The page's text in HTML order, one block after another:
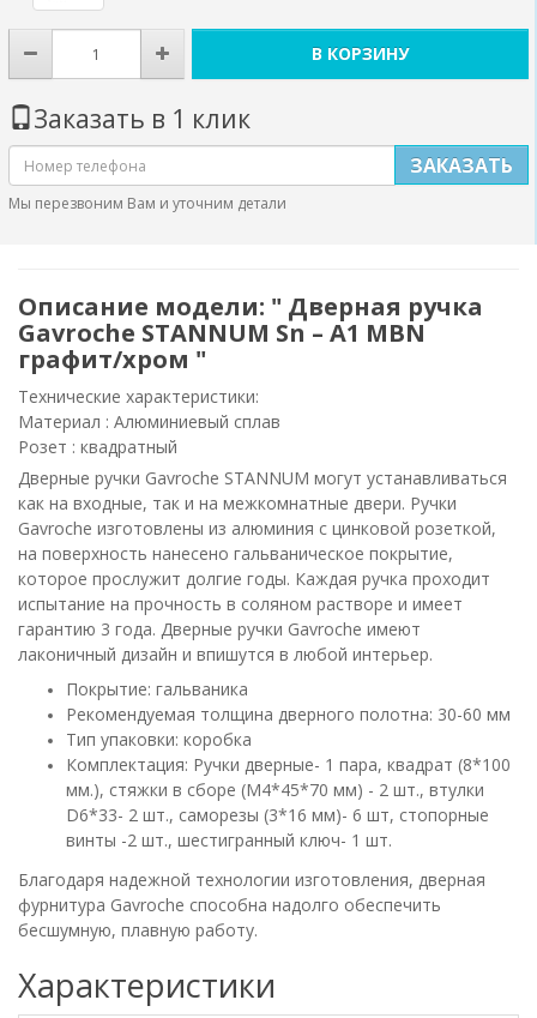
В КОРЗИНУ
Заказать в 1 клик
ЗАКАЗАТЬ
Мы перезвоним Вам и уточним детали
Описание модели: " Дверная ручка
Gavroche STANNUM Sn – A1 MBN
графит/хром "
Технические характеристики:
Материал : Алюминиевый сплав
Розет : квадратный
Дверные ручки Gavroche STANNUM могут устанавливаться
как на входные, так и на межкомнатные двери. Ручки
Gavroche изготовлены из алюминия с цинковой розеткой,
на поверхность нанесено гальваническое покрытие,
которое прослужит долгие годы. Каждая ручка проходит
испытание на прочность в соляном растворе и имеет
гарантию 3 года. Дверные ручки Gavroche имеют
лаконичный дизайн и впишутся в любой интерьер.
Покрытие: гальваника
Рекомендуемая толщина дверного полотна: 30-60 мм
Тип упаковки: коробка
Комплектация: Ручки дверные- 1 пара, квадрат (8*100
мм.), стяжки в сборе (М4*45*70 мм) - 2 шт., втулки
D6*33- 2 шт., саморезы (3*16 мм)- 6 шт, стопорные
винты -2 шт., шестигранный ключ- 1 шт.
Благодаря надежной технологии изготовления, дверная
фурнитура Gavroche способна надолго обеспечить
бесшумную, плавную работу.
Характеристики